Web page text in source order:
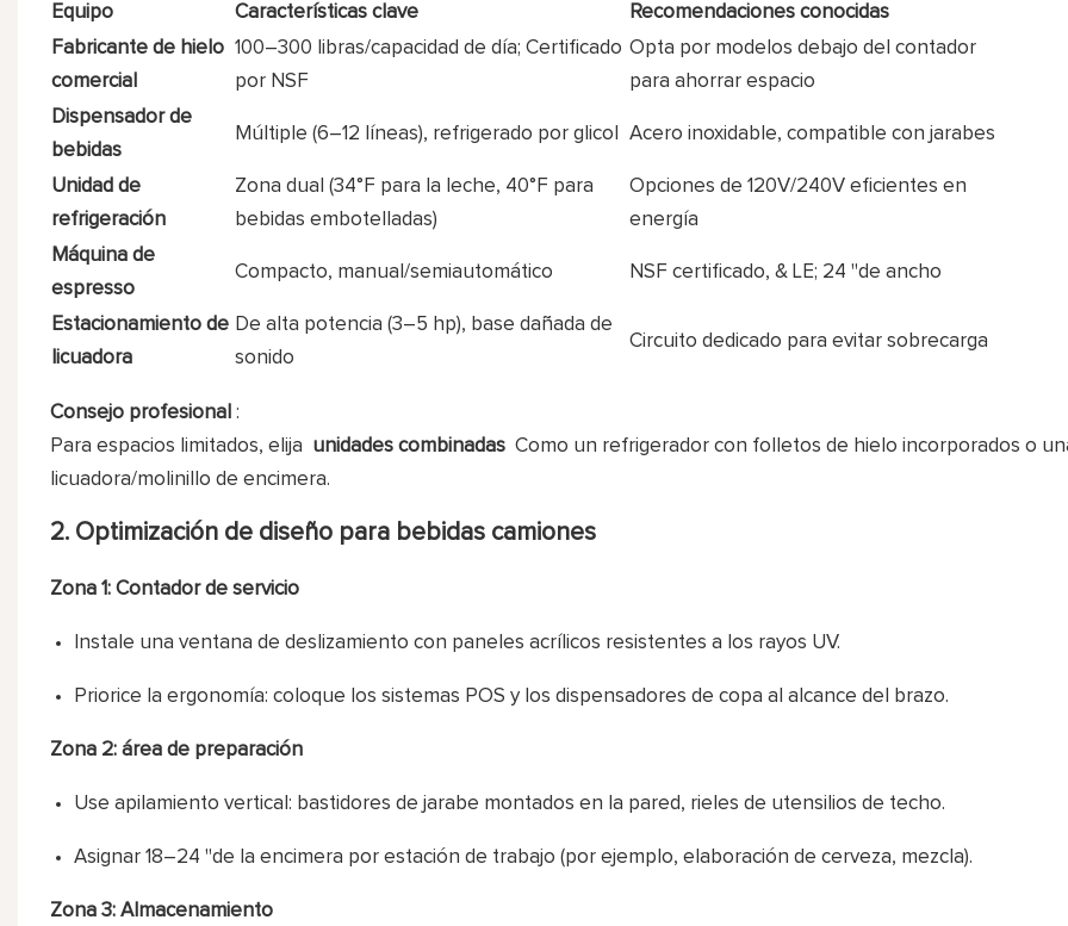
Equipo Características clave
Recomendaciones conocidas
Fabricante de hielo
comercial
100–300 libras/capacidad de día; Certificado
por NSF
Opta por modelos debajo del contador
para ahorrar espacio
Dispensador de
bebidas
Múltiple (6–12 líneas), refrigerado por glicol Acero inoxidable, compatible con jarabes
Unidad de
refrigeración
Zona dual (34°F para la leche, 40°F para
bebidas embotelladas)
Opciones de 120V/240V eficientes en
energía
Máquina de
espresso
Compacto, manual/semiautomático NSF certificado, & LE; 24 "de ancho
Estacionamiento de
licuadora
De alta potencia (3–5 hp), base dañada de
sonido
Circuito dedicado para evitar sobrecarga
Consejo profesional :
Para espacios limitados, elija unidades combinadas Como un refrigerador con folletos de hielo incorporados o
licuadora/molinillo de encimera.
2. Optimización de diseño para bebidas camiones
Zona 1: Contador de servicio
Instale una ventana de deslizamiento con paneles acrílicos resistentes a los rayos UV.
Priorice la ergonomía: coloque los sistemas POS y los dispensadores de copa al alcance del brazo.
Zona 2: área de preparación
Use apilamiento vertical: bastidores de jarabe montados en la pared, rieles de utensilios de techo.
Asignar 18–24 "de la encimera por estación de trabajo (por ejemplo, elaboración de cerveza, mezcla).
Zona 3: Almacenamiento